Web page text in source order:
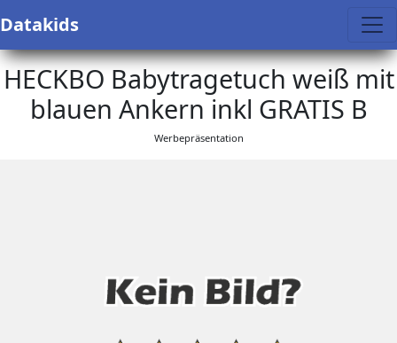
Datakids
HECKBO Babytragetuch weiß mit
blauen Ankern inkl GRATIS B
Werbepräsentation